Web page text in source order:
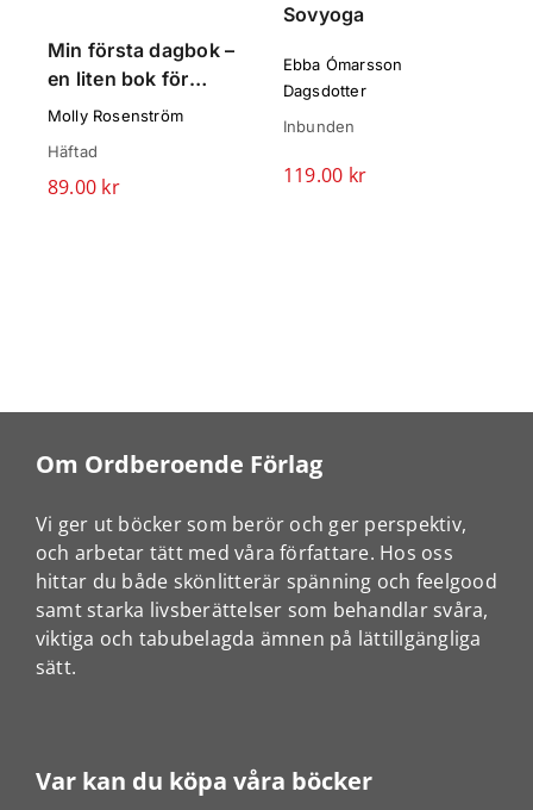
Min första dagbok –
en liten bok för
mycket kärlek
Molly Rosenström
Häftad
89.00 kr
Sovyoga
Ebba Ómarsson
Dagsdotter
Inbunden
119.00 kr
Om Ordberoende Förlag
Vi ger ut böcker som berör och ger perspektiv,
och arbetar tätt med våra författare. Hos oss
hittar du både skönlitterär spänning och feelgood
samt starka livsberättelser som behandlar svåra,
viktiga och tabubelagda ämnen på lättillgängliga
sätt.
Var kan du köpa våra böcker